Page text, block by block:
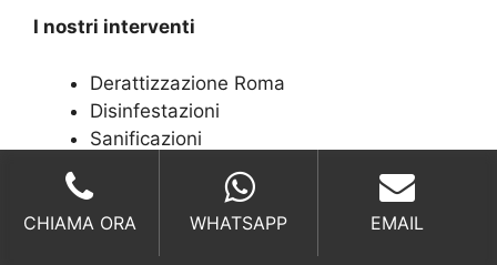
I nostri interventi
Derattizzazione Roma
Disinfestazioni
Sanificazioni
Punteruolo palma
CHIAMA ORA WHATSAPP EMAIL